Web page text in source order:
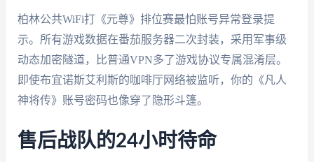
柏林公共WiFi打《元尊》排位赛最怕账号异常登录提
示。所有游戏数据在番茄服务器二次封装，采用军事级
动态加密隧道，比普通VPN多了游戏协议专属混淆层。
即使布宜诺斯艾利斯的咖啡厅网络被监听，你的《凡人
神将传》账号密码也像穿了隐形斗篷。
售后战队的24小时待命